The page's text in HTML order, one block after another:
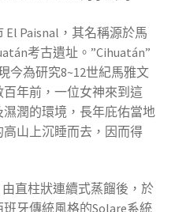
Paisnal，其名稱源於馬
考古遺址。”Cihuatán”
今為研究8~12世紀馬雅文
年前，一位女神來到這
潤的環境，長年庇佑當地
山上沉睡而去，因而得
直柱狀連續式蒸餾後，於
牙傳統風格的Solare系統